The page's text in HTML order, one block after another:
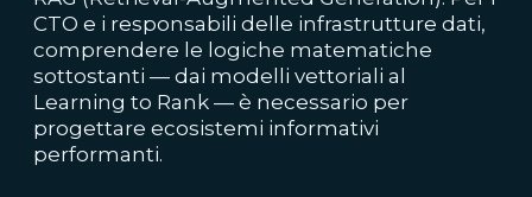
CTO e i responsabili delle infrastrutture dati,
comprendere le logiche matematiche
sottostanti — dai modelli vettoriali al
Learning to Rank — è necessario per
progettare ecosistemi informativi
performanti.